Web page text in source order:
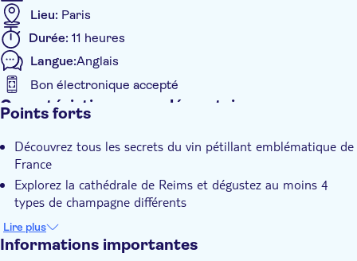
acharné pour produire ce vin extraordinaire et vous finirez par
l'apprécier encore plus.
Visitez la tombe de Dom Pérignon et découvrez comment il a
perfectionné le processus de fabrication du champagne. Vous
rencontrerez un producteur local et apprendrez comment ce
chef-d'œuvre pétillant est fabriqué. Bien sûr, vous apprendrez
également la bonne façon de le boire en dégustant trois verres
Vous aurez une heure complète de temps libre pour déjeuner à
Épernay, la capitale du champagne. Dans l'après-midi, vous
explorerez le domaine Champagne Nicolas Feuillatte et
dégusterez 3 autres verres de champagne.
Lieu: Paris
Durée: 11 heures
Langue:Anglais
Bon électronique accepté
Caractéristiques supplémentaires
Visite en petit groupe
Points forts
Découvrez tous les secrets du vin pétillant emblématique de
France
Explorez la cathédrale de Reims et dégustez au moins 4
types de champagne différents
Visitez le domaine Champagne Nicolas Feuillatte et la tombe
de Dom Pérignon
Lire plus
Informations importantes